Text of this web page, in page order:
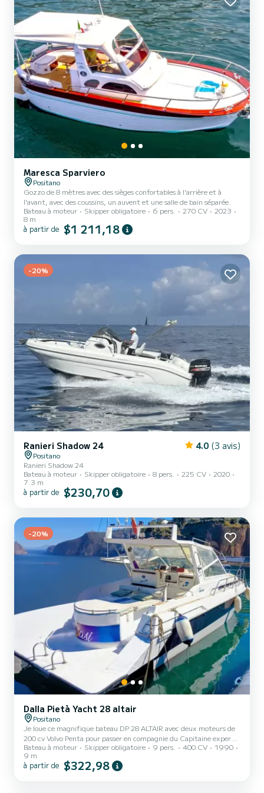
Maresca Sparviero
Positano
Gozzo de 8 mètres avec des sièges confortables à l'arrière et à
l'avant, avec des coussins, un auvent et une salle de bain séparée.
Bateau à moteur
Skipper obligatoire 6 pers. 270 CV
2023
8 m
à partir de $1 211,18
-20%
Ranieri Shadow 24 4.0 (3 avis)
Positano
Ranieri Shadow 24
Bateau à moteur
Skipper obligatoire 8 pers. 225 CV
2020
7.3 m
à partir de $230,70
-20%
Dalla Pietà Yacht 28 altair
Positano
Je loue ce magnifique bateau DP 28 ALTAIR avec deux moteurs de
200 cv Volvo Penta pour passer en compagnie du Capitaine expert
des journées inoubliables dans les plus beaux endroits du monde
comme Capri/Ischia et la Côte Amalfitaine. Le bateau est un
confortable cabine avec cabine pour 9 personnes et 5 couchages,
Bateau à moteur Skipper obligatoire 9 pers. 400 CV
1990
9 m
à partir de $322,98